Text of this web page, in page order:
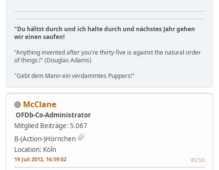
"Du hältst durch und ich halte durch und nächstes Jahr gehen
wir einen saufen!
"Anything invented after you're thirty-five is against the natural order
of things.!" (Douglas Adams)
"Gebt dem Mann ein verdammtes Puppers!"
McClane
OFDb-Co-Administrator
Mitglied Beiträge: 5.067
B-(Action-)Hörnchen
Location: Köln
19 Juli 2012, 16:59:02 #236